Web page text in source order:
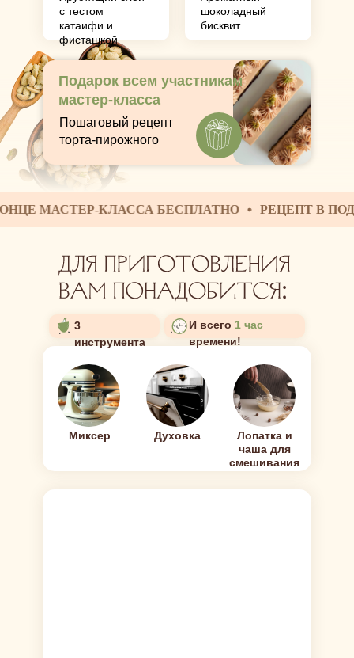
шоколадный
бисквит
с тестом
катаифи и
фисташкой
Пошаговый рецепт
торта-пирожного
Подарок всем участникам
мастер-класса
КЛАССА БЕСПЛАТНО РЕЦЕПТ В ПОДАРОК
И всего 1 час
времени!
Миксер Духовка
Лопатка и
чаша для
смешивания
3
инструмента